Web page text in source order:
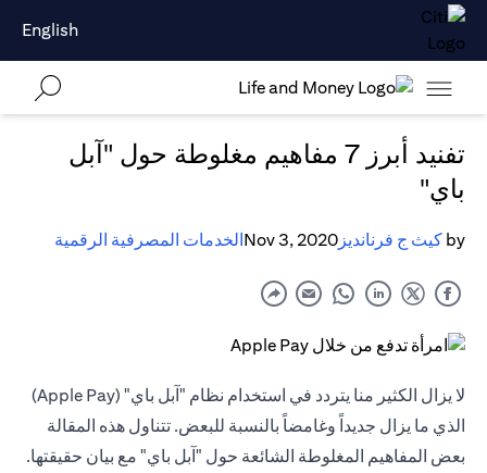
English
تفنيد أبرز 7 مفاهيم مغلوطة حول "آبل
باي"
by كيث ج فرنانديز Nov 3, 2020الخدمات المصرفية الرقمية
لا يزال الكثير منا يتردد في استخدام نظام "آبل باي" (Apple Pay)
الذي ما يزال جديداً وغامضاً بالنسبة للبعض. تتناول هذه المقالة
بعض المفاهيم المغلوطة الشائعة حول "آبل باي" مع بيان حقيقتها.